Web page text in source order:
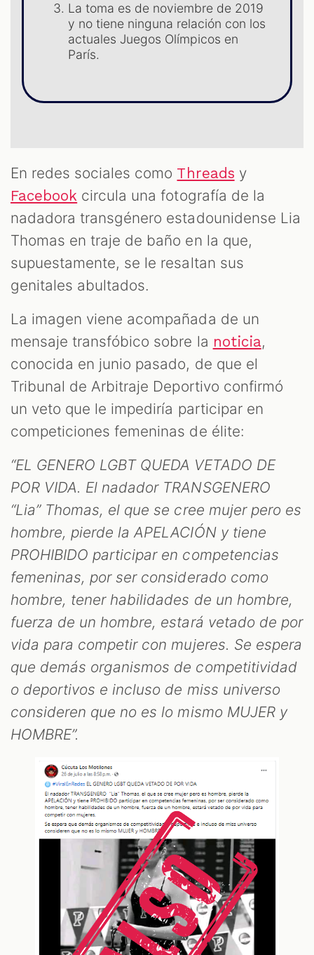
La toma es de noviembre de 2019
y no tiene ninguna relación con los
actuales Juegos Olímpicos en
París.
En redes sociales como Threads y
Facebook circula una fotografía de la
nadadora transgénero estadounidense Lia
Thomas en traje de baño en la que,
supuestamente, se le resaltan sus
genitales abultados.
La imagen viene acompañada de un
mensaje transfóbico sobre la noticia,
conocida en junio pasado, de que el
Tribunal de Arbitraje Deportivo confirmó
un veto que le impediría participar en
competiciones femeninas de élite:
“EL GENERO LGBT QUEDA VETADO DE
POR VIDA. El nadador TRANSGENERO
“Lia” Thomas, el que se cree mujer pero es
hombre, pierde la APELACIÓN y tiene
PROHIBIDO participar en competencias
femeninas, por ser considerado como
hombre, tener habilidades de un hombre,
fuerza de un hombre, estará vetado de por
vida para competir con mujeres. Se espera
que demás organismos de competitividad
o deportivos e incluso de miss universo
consideren que no es lo mismo MUJER y
HOMBRE”.